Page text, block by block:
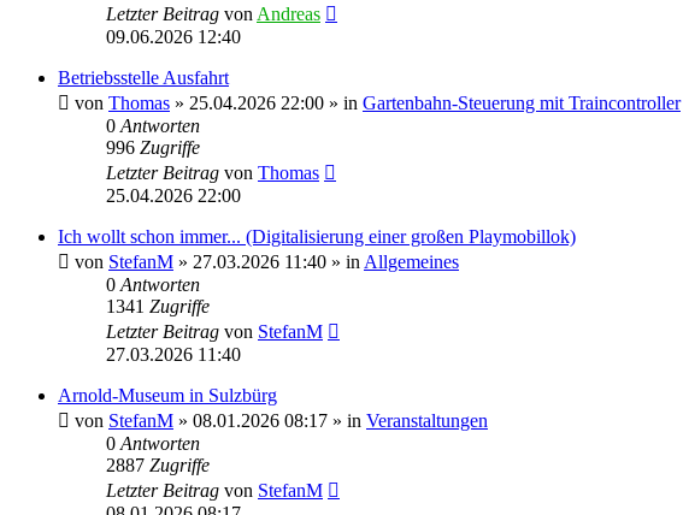
Letzter Beitrag von Andreas
09.06.2026 12:40
Betriebsstelle Ausfahrt
von Thomas » 25.04.2026 22:00 » in Gartenbahn-Steuerung mit Traincontroller
0 Antworten
996 Zugriffe
Letzter Beitrag von Thomas
25.04.2026 22:00
Ich wollt schon immer... (Digitalisierung einer großen Playmobillok)
von StefanM » 27.03.2026 11:40 » in Allgemeines
0 Antworten
1341 Zugriffe
Letzter Beitrag von StefanM
27.03.2026 11:40
Arnold-Museum in Sulzbürg
von StefanM » 08.01.2026 08:17 » in Veranstaltungen
0 Antworten
2887 Zugriffe
Letzter Beitrag von StefanM